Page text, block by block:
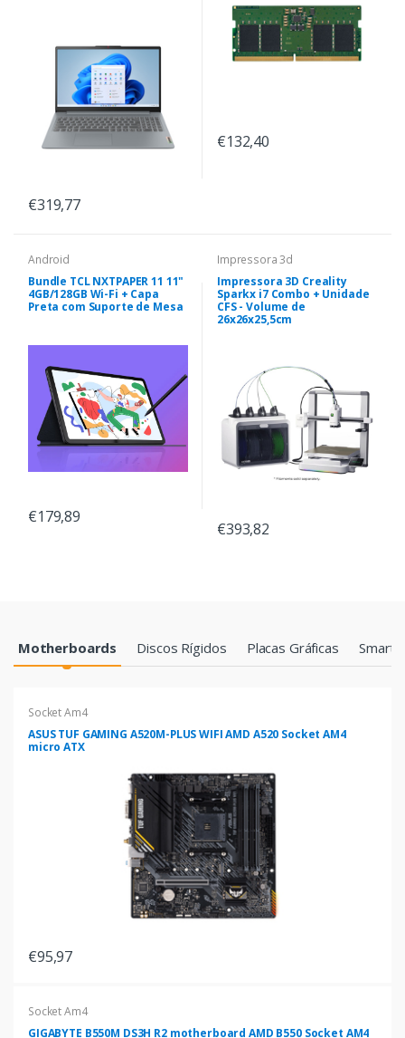
€319,77
€132,40
Android
Bundle TCL NXTPAPER 11 11"
4GB/128GB Wi-Fi + Capa
Preta com Suporte de Mesa
€179,89
Impressora 3d
Impressora 3D Creality
Sparkx i7 Combo + Unidade
CFS - Volume de
26x26x25,5cm
€393,82
Products Grid
Motherboards Discos Rígidos Placas Gráficas
Socket Am4
ASUS TUF GAMING A520M-PLUS WIFI AMD A520 Socket AM4
micro ATX
€95,97
Socket Am4
GIGABYTE B550M DS3H R2 motherboard AMD B550 Socket AM4